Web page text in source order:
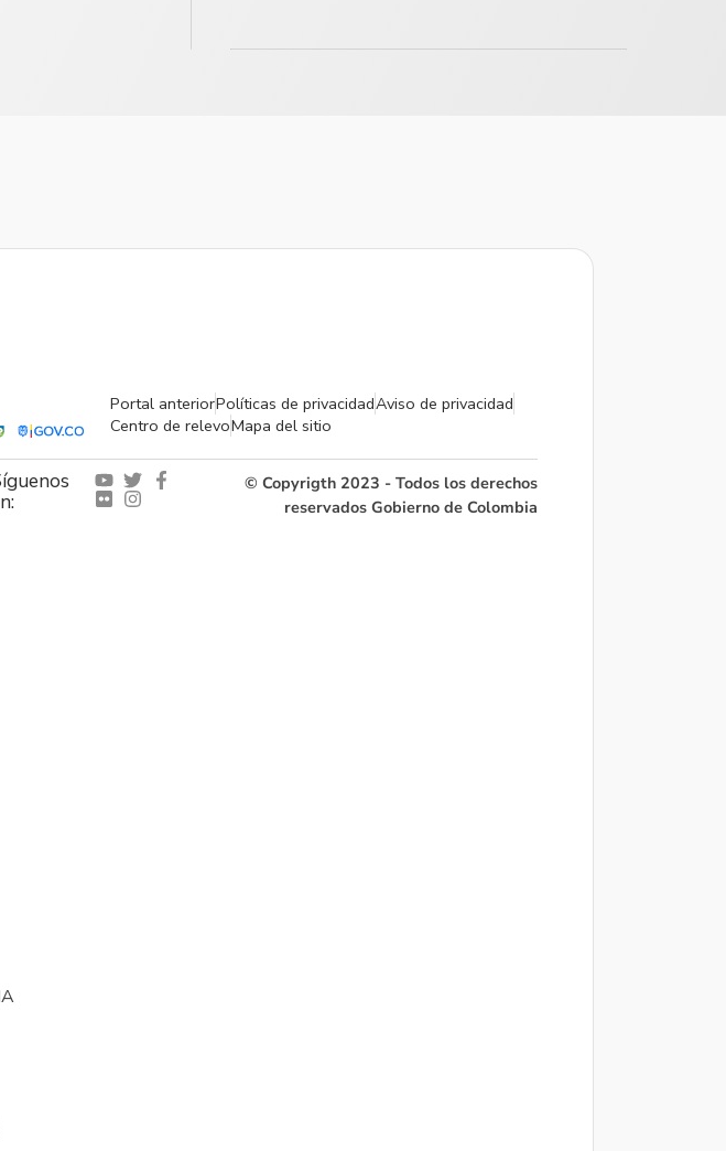
Portal anteriorPolíticas de privacidadAviso de privacidad
Centro de relevoMapa del sitio
© Copyrigth 2023 - Todos los derechos
reservados Gobierno de Colombia